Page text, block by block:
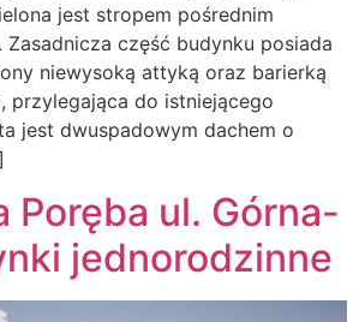
jest stropem pośrednim
część budynku posiada
niewysoką attyką oraz barierką
przylegająca do istniejącego
jest dwuspadowym dachem o
Poręba ul. Górna-
jednorodzinne